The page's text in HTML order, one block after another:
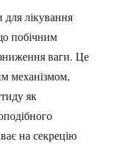
лікування
побічним
ваги. Це
механізмом,
як
на секрецію